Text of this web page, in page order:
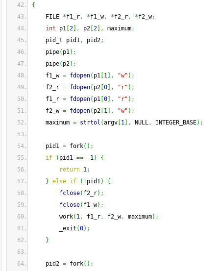
{
FILE *f1_r, *f1_w, *f2_r, *f2_w;
int p1 2 , p2 2 , maximum;
pid_t pid1, pid2;
pipe( p1) ;
pipe( p2) ;
f1_w = fdopen( p1 1 , "w" ) ;
f2_r = fdopen( p2 0 , "r" ) ;
f1_r = fdopen( p1 0 , "r" ) ;
f2_w = fdopen( p2 1 , "w" ) ;
maximum = strtol (argv 1 , NULL, INTEGER_BASE) ;
pid1 = fork( ) ;
if
( pid1 == -1)
{
return 1;
} else if ( ! pid1)
{
fclose( f2_r) ;
fclose( f1_w) ;
work( 1, f1_r, f2_w, maximum) ;
_exit (0) ;
}
pid2 = fork( ) ;